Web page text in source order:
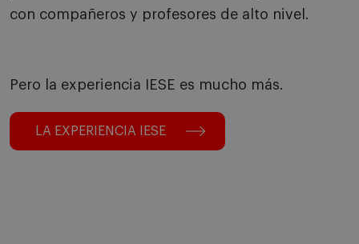
con compañeros y profesores de alto nivel.
Pero la experiencia IESE es mucho más.
LA EXPERIENCIA IESE